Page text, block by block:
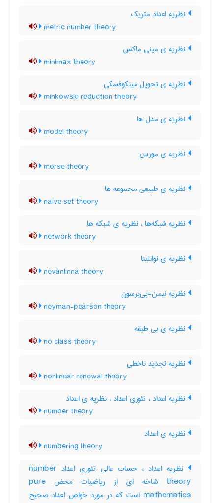
نظریه اعداد متریک
metric number theory
نظریه ی مینی ماکس
minimax theory
نظریه ی تحویل مینکوفسکی
minkowski reduction theory
نظریه ی مدل ها
model theory
نظریه ی مورس
morse theory
نظریه ی طبیعی مجموعه ها
naive set theory
نظریه شبکه‌ها ، نظریه ی شبکه ها
network theory
نظریه ی نوانلینا
nevanlinna theory
نظریه نیمن-پی‌یرسون
neyman-pearson theory
نظریه ی بی طبقه
no class theory
نظریه تجدید ناخطی
nonlinear renewal theory
نظریه اعداد ، تئوری اعداد ، نظریه ی اعداد
number theory
نظریه ی اعداد
numbering theory
نظریه اعداد ، حساب عالی تئوری اعداد number
theory شاخه ای از ریاضیات محض pure
mathematics است که در مورد خواص اعداد صحیح